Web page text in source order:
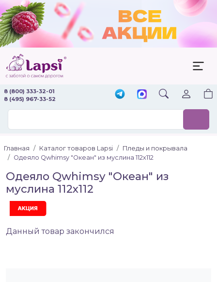
8 (800) 333-32-01
8 (495) 967-33-52
Главная Каталог товаров Lapsi
Пледы и покрывала
Одеяло Qwhimsy "Океан" из муслина 112х112
Одеяло Qwhimsy "Океан" из
муслина 112х112
Данный товар закончился